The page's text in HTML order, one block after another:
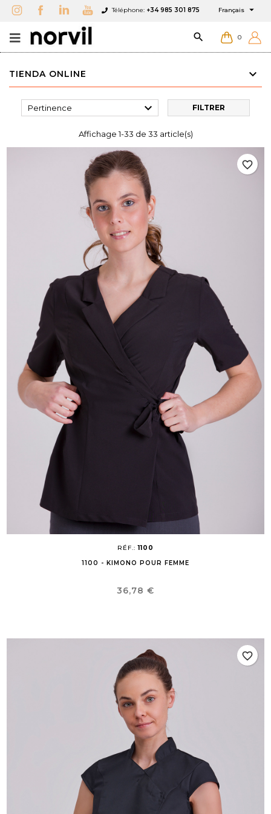
Téléphone: +34 985 301 875 Français 
 0
TIENDA ONLINE
Pertinence  FILTRER
Affichage 1-33 de 33 article(s)
RÉF.:1100
1100 - KIMONO POUR FEMME
Prix
36,78 €
favorite_border
favorite_border